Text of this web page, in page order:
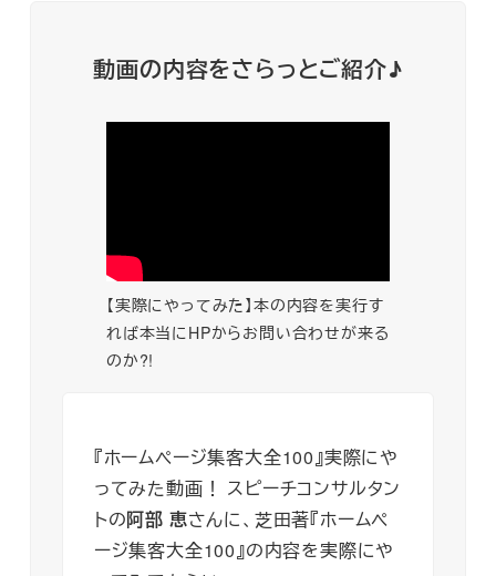
動画の内容をさらっとご紹介♪
【実際にやってみた】本の内容を実行す
れば本当にHPからお問い合わせが来る
のか?!
『ホームページ集客大全100』実際にや
ってみた動画！ スピーチコンサルタン
トの阿部 恵さんに、芝田著『ホームペ
ージ集客大全100』の内容を実際にや